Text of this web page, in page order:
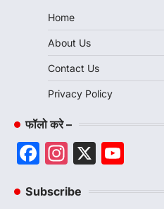
Home
About Us
Contact Us
Privacy Policy
फॉलो करे –
Facebook
Instagram
X
Subscribe